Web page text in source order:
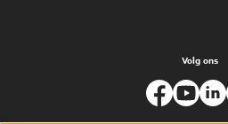
Volg ons